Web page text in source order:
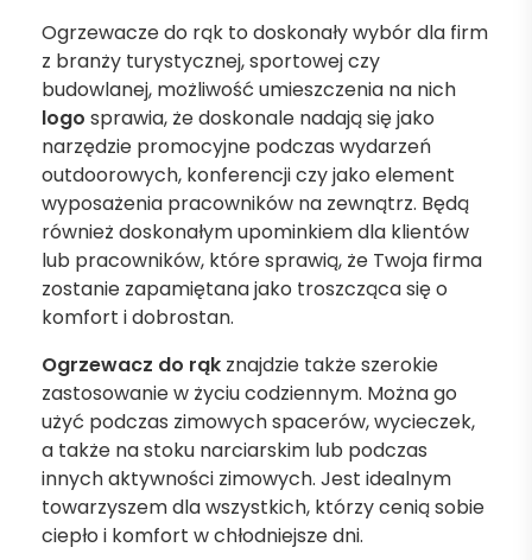
Ogrzewacze do rąk to doskonały wybór dla firm
z branży turystycznej, sportowej czy
budowlanej, możliwość umieszczenia na nich
logo sprawia, że doskonale nadają się jako
narzędzie promocyjne podczas wydarzeń
outdoorowych, konferencji czy jako element
wyposażenia pracowników na zewnątrz. Będą
również doskonałym upominkiem dla klientów
lub pracowników, które sprawią, że Twoja firma
zostanie zapamiętana jako troszcząca się o
komfort i dobrostan.
Ogrzewacz do rąk znajdzie także szerokie
zastosowanie w życiu codziennym. Można go
użyć podczas zimowych spacerów, wycieczek,
a także na stoku narciarskim lub podczas
innych aktywności zimowych. Jest idealnym
towarzyszem dla wszystkich, którzy cenią sobie
ciepło i komfort w chłodniejsze dni.